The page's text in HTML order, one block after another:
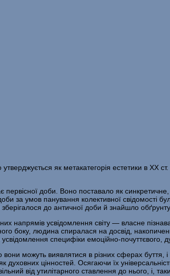
як метакатегорія естетики в XX
первісної доби. Воно поставало як
за умов панування колективної свідомості
до античної доби й знайшло
усвідомлення світу — власне
боку, людина спиралася на досвід,
специфіки емоційно-почуттєвого,
можуть виявлятися в різних сферах буття,
цінностей. Осягаючи їх
від утилі­тарного ставлення до нього, і,